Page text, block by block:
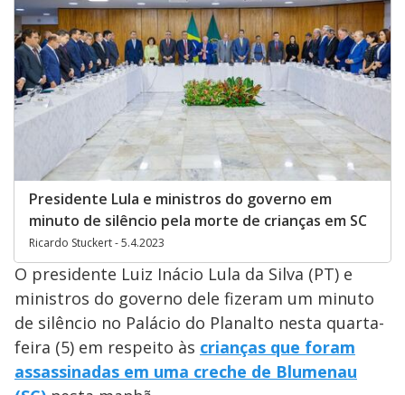
Presidente Lula e ministros do governo em
minuto de silêncio pela morte de crianças em SC
Ricardo Stuckert - 5.4.2023
O presidente Luiz Inácio Lula da Silva (PT) e
ministros do governo dele fizeram um minuto
de silêncio no Palácio do Planalto nesta quarta-
feira (5) em respeito às crianças que foram
assassinadas em uma creche de Blumenau